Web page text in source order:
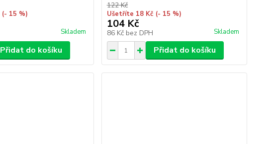
(- 15 %)
Skladem
Přidat do košíku
122 Kč
Ušetříte 18 Kč (- 15 %)
104 Kč
86 Kč bez DPH Skladem
Přidat do košíku